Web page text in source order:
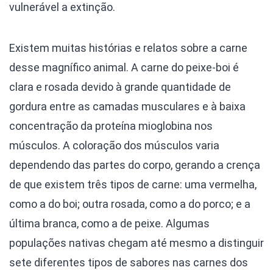
vulnerável a extinção.
Existem muitas histórias e relatos sobre a carne
desse magnífico animal. A carne do peixe-boi é
clara e rosada devido à grande quantidade de
gordura entre as camadas musculares e à baixa
concentração da proteína mioglobina nos
músculos. A coloração dos músculos varia
dependendo das partes do corpo, gerando a crença
de que existem três tipos de carne: uma vermelha,
como a do boi; outra rosada, como a do porco; e a
última branca, como a de peixe. Algumas
populações nativas chegam até mesmo a distinguir
sete diferentes tipos de sabores nas carnes dos